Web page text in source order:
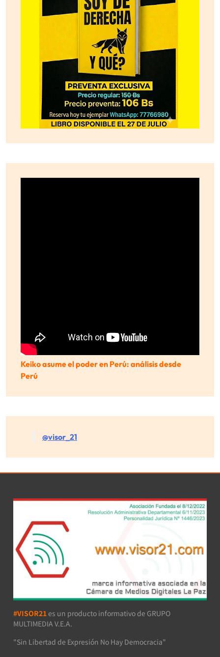
Keiko asume el poder en Perú: análisis desde
Perú
@visor_21
#VISOR21 es un producto informativo de GRUPO
MULTIMEDIA V.E.A.
"Sin Libertad de Expresión No Hay Democracia"